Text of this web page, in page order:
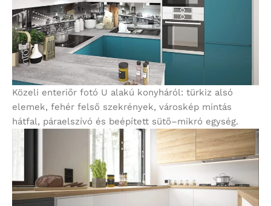
Közeli enteriőr fotó U alakú konyháról: türkiz alsó
elemek, fehér felső szekrények, városkép mintás
hátfal, páraelszívó és beépített sütő–mikró egység.